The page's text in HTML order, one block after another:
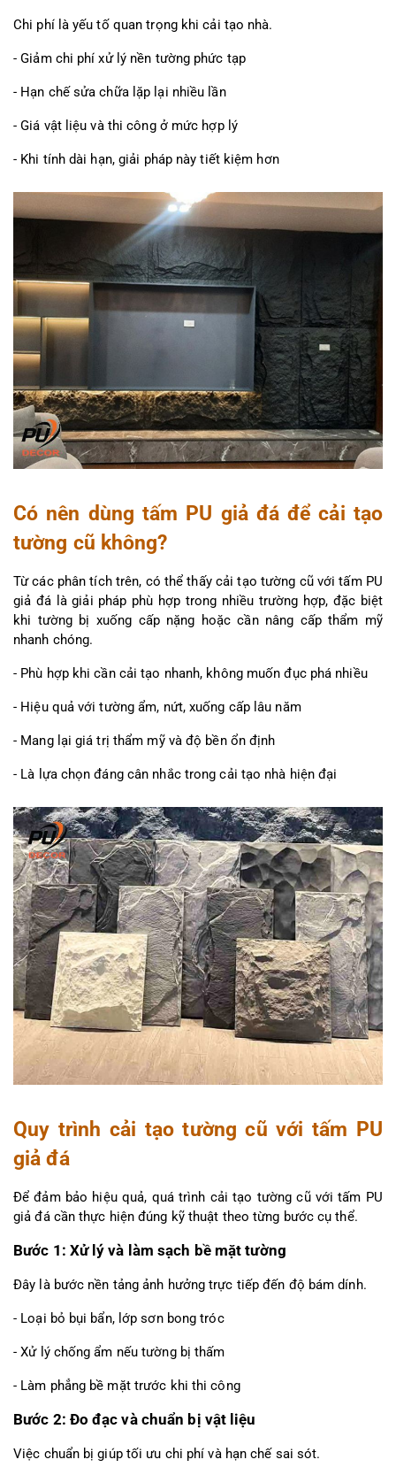
Chi phí là yếu tố quan trọng khi cải tạo nhà.
- Giảm chi phí xử lý nền tường phức tạp
- Hạn chế sửa chữa lặp lại nhiều lần
- Giá vật liệu và thi công ở mức hợp lý
- Khi tính dài hạn, giải pháp này tiết kiệm hơn
Có nên dùng tấm PU giả đá để cải tạo
tường cũ không?
Từ các phân tích trên, có thể thấy cải tạo tường cũ với tấm PU
giả đá là giải pháp phù hợp trong nhiều trường hợp, đặc biệt
khi tường bị xuống cấp nặng hoặc cần nâng cấp thẩm mỹ
nhanh chóng.
- Phù hợp khi cần cải tạo nhanh, không muốn đục phá nhiều
- Hiệu quả với tường ẩm, nứt, xuống cấp lâu năm
- Mang lại giá trị thẩm mỹ và độ bền ổn định
- Là lựa chọn đáng cân nhắc trong cải tạo nhà hiện đại
Quy trình cải tạo tường cũ với tấm PU
giả đá
Để đảm bảo hiệu quả, quá trình cải tạo tường cũ với tấm PU
giả đá cần thực hiện đúng kỹ thuật theo từng bước cụ thể.
Bước 1: Xử lý và làm sạch bề mặt tường
Đây là bước nền tảng ảnh hưởng trực tiếp đến độ bám dính.
- Loại bỏ bụi bẩn, lớp sơn bong tróc
- Xử lý chống ẩm nếu tường bị thấm
- Làm phẳng bề mặt trước khi thi công
Bước 2: Đo đạc và chuẩn bị vật liệu
Việc chuẩn bị giúp tối ưu chi phí và hạn chế sai sót.